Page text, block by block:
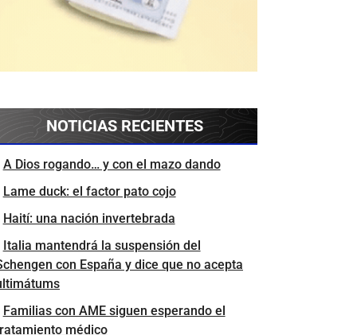
NOTICIAS RECIENTES
A Dios rogando… y con el mazo dando
Lame duck: el factor pato cojo
Haití: una nación invertebrada
Italia mantendrá la suspensión del
con España y dice que no acepta
Familias con AME siguen esperando el
médico